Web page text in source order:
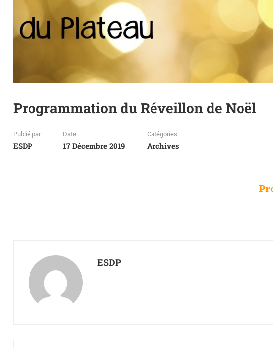
Programmation du Réveillon de Noël
Publié par
ESDP
Date
17 Décembre 2019
Catégories
Archives
ESDP